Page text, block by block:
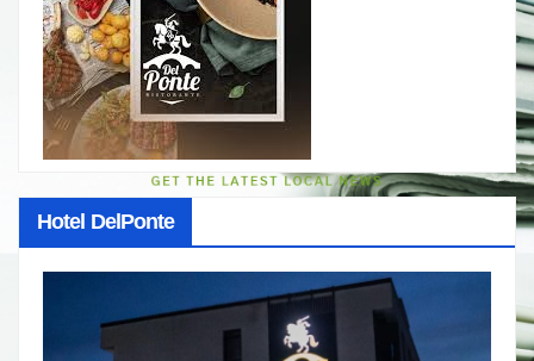
Hotel DelPonte